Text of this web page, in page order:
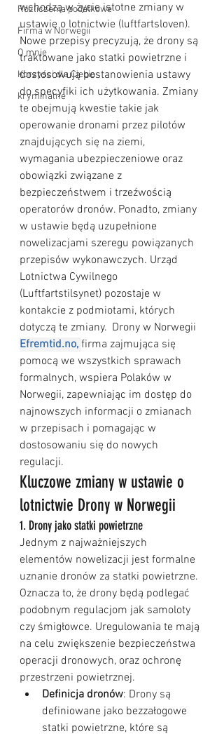
Rozliczenia podatkowe
Firma w Norwegii
O mnie
Korzyści dla Ciebie
kryminalne
wchodzą w życie istotne zmiany w
ustawie o lotnictwie (luftfartsloven).
Nowe przepisy precyzują, że drony są
traktowane jako statki powietrzne i
dostosowują postanowienia ustawy
do specyfiki ich użytkowania. Zmiany
te obejmują kwestie takie jak
operowanie dronami przez pilotów
znajdujących się na ziemi,
wymagania ubezpieczeniowe oraz
obowiązki związane z
bezpieczeństwem i trzeźwością
operatorów dronów. Ponadto, zmiany
w ustawie będą uzupełnione
nowelizacjami szeregu powiązanych
przepisów wykonawczych. Urząd
Lotnictwa Cywilnego
(Luftfartstilsynet) pozostaje w
kontakcie z podmiotami, których
dotyczą te zmiany.  Drony w Norwegii
Efremtid.no, firma zajmująca się
pomocą we wszystkich sprawach
formalnych, wspiera Polaków w
Norwegii, zapewniając im dostęp do
najnowszych informacji o zmianach
w przepisach i pomagając w
dostosowaniu się do nowych
regulacji.
Kluczowe zmiany w ustawie o
lotnictwie Drony w Norwegii
1. Drony jako statki powietrzne
Jednym z najważniejszych
elementów nowelizacji jest formalne
uznanie dronów za statki powietrzne.
Oznacza to, że drony będą podlegać
podobnym regulacjom jak samoloty
czy śmigłowce. Uregulowania te mają
na celu zwiększenie bezpieczeństwa
operacji dronowych, oraz ochronę
przestrzeni powietrznej.
Definicja dronów: Drony są
definiowane jako bezzałogowe
statki powietrzne, które są